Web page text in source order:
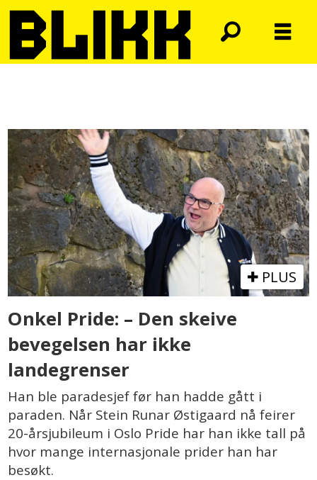
ildsjel
PLUS
Onkel Pride: – Den skeive
bevegelsen har ikke
landegrenser
Han ble paradesjef før han hadde gått i
paraden. Når Stein Runar Østigaard nå feirer
20-årsjubileum i Oslo Pride har han ikke tall på
hvor mange internasjonale prider han har
besøkt.